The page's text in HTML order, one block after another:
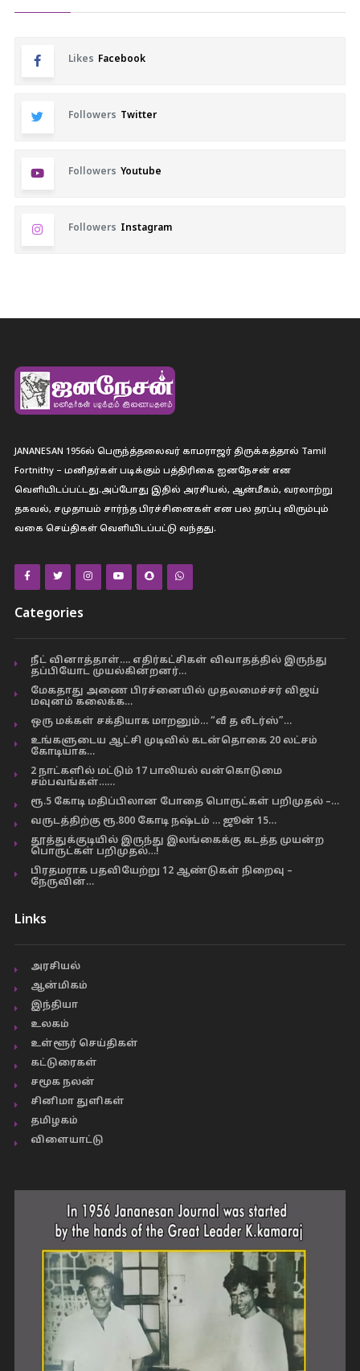
Likes Facebook
Followers Twitter
Followers Youtube
Followers Instagram
JANANESAN 1956ல் பெருந்த்தலைவர் காமராஜர் திருக்கத்தால் Tamil
Fortnithy – மனிதர்கள் படிக்கும் பத்திரிகை ஐனநேசன் என
வெளியிடப்பட்டது.அப்போது இதில் அரசியல், ஆன்மீகம், வரலாற்று
தகவல், சமுதாயம் சார்ந்த பிரச்சினைகள் என பல தரப்பு விரும்பும்
வகை செய்திகள் வெளியிடப்பட்டு வந்தது.
Categories
நீட் வினாத்தாள்…. எதிர்கட்சிகள் விவாதத்தில் இருந்து
தப்பியோட முயல்கின்றனர்…
மேகதாது அணை பிரச்னையில் முதலமைச்சர் விஜய்
மவுனம் கலைக்க…
ஒரு மக்கள் சக்தியாக மாறனும்… “வீ த லீடர்ஸ்”…
உங்களுடைய ஆட்சி முடிவில் கடன்தொகை 20 லட்சம்
கோடியாக…
2 நாட்களில் மட்டும் 17 பாலியல் வன்கொடுமை
சம்பவங்கள்……
ரூ.5 கோடி மதிப்பிலான போதை பொருட்கள் பறிமுதல் –…
வருடத்திற்கு ரூ.800 கோடி நஷ்டம் … ஜூன் 15…
தூத்துக்குடியில் இருந்து இலங்கைக்கு கடத்த முயன்ற
பொருட்கள் பறிமுதல்…!
பிரதமராக பதவியேற்று 12 ஆண்டுகள் நிறைவு –
நேருவின்…
Links
அரசியல்
ஆன்மிகம்
இந்தியா
உலகம்
உள்ளூர் செய்திகள்
கட்டுரைகள்
சமூக நலன்
சினிமா துளிகள்
தமிழகம்
விளையாட்டு